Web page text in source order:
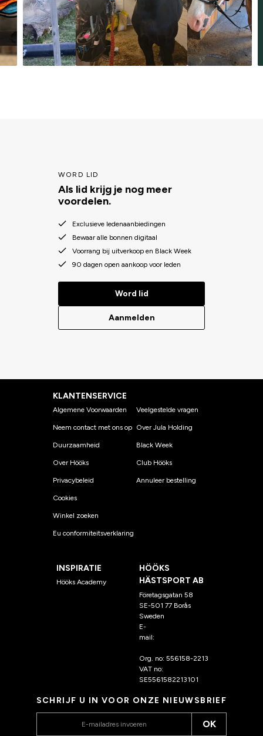
WORD LID
Als lid krijg je nog meer
voordelen.
Exclusieve ledenaanbiedingen
Bewaar alle bonnen digitaal
Voorrang bij uitverkoop en Black Week
90 dagen open aankoop voor leden
Word lid
Aanmelden
KLANTENSERVICE
Algemene Voorwaarden
Neem contact met ons op
Duurzaamheid
Over Hööks
Privacybeleid
Cookies
Winkel zoeken
Eu conformiteitsverklaring
Veelgestelde vragen
Over Jula Holding
Black Week
Club Hööks
Annuleer bestelling
INSPIRATIE
Hööks Academy
HÖÖKS
HÄSTSPORT AB
Företagsgatan 58
SE-501 77 Borås
Sweden
E-
mail:
Org. no: 556158-2213
VAT no:
SE5561582213101
SCHRIJF U IN VOOR ONZE NIEUWSBRIEF
OK